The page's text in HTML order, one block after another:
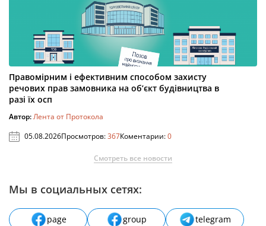
Правомірним і ефективним способом захисту
речових прав замовника на об’єкт будівництва в
разі їх осп
Автор:Лента от Протокола
05.08.2026Просмотров:367Коментарии:0
Смотреть все новости
Мы в социальных сетях:
page group
telegram